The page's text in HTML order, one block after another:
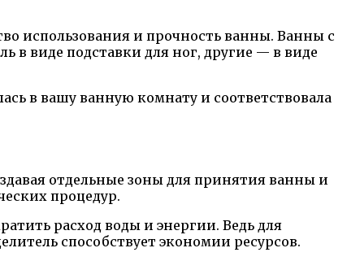
использования и прочность ванны. Ванны с
в виде подставки для ног, другие — в виде
в вашу ванную комнату и соответствовала
отдельные зоны для принятия ванны и
процедур.
расход воды и энергии. Ведь для
способствует экономии ресурсов.